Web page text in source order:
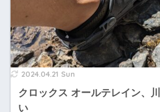
2024.04.21 Sun
クロックス オールテレイン、
い